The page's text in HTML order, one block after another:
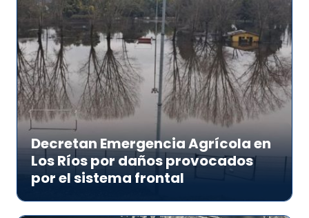
Decretan Emergencia Agrícola en
Los Ríos por daños provocados
por el sistema frontal